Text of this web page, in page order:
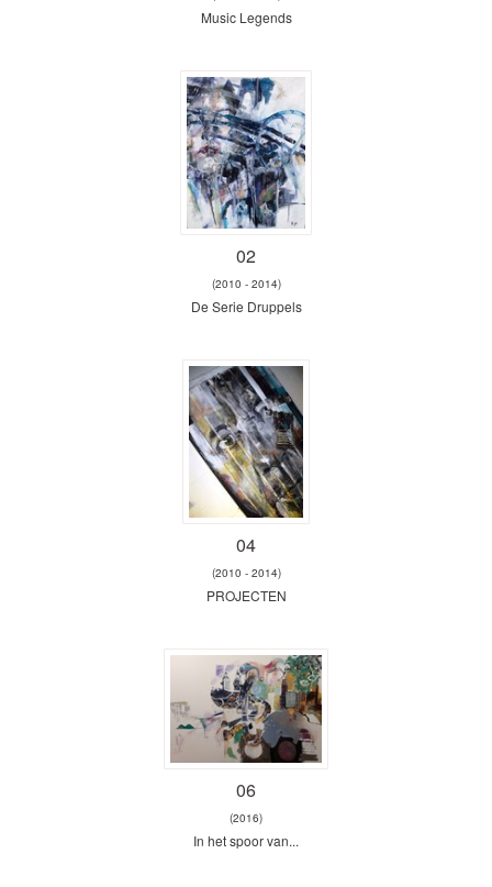
Music Legends
02
(2010 - 2014)
De Serie Druppels
04
(2010 - 2014)
PROJECTEN
06
(2016)
In het spoor van...